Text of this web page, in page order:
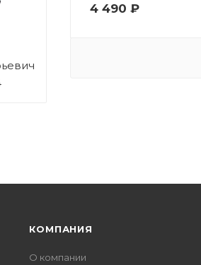
4 490 ₽
КОМПАНИЯ
О компании